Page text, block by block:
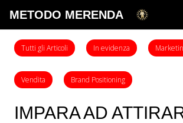
METODO MERENDA
Tutti gli Articoli In evidenza
Vendita Brand Positioning
IMPARA AD